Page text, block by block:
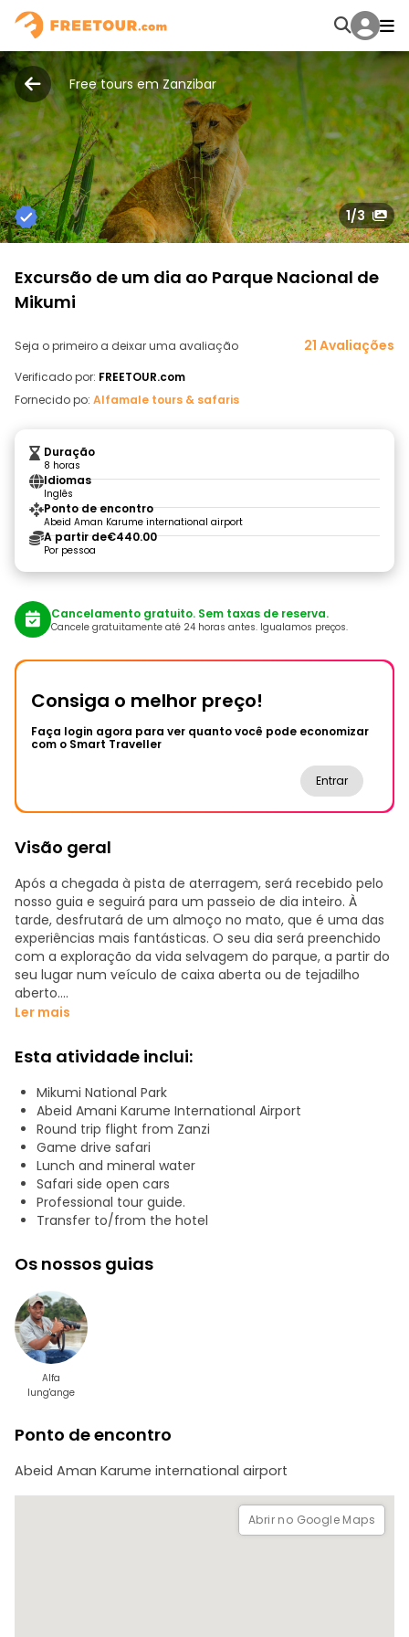
Free tours em Zanzibar
1/3
Excursão de um dia ao Parque Nacional de
Mikumi
Seja o primeiro a deixar uma avaliação 21 Avaliações
Verificado por: FREETOUR.com
Fornecido po: Alfamale tours & safaris
Duração
8 horas
Idiomas
Inglês
Ponto de encontro
Abeid Aman Karume international airport
A partir de€440.00
Por pessoa
Cancelamento gratuito. Sem taxas de reserva.
Cancele gratuitamente até 24 horas antes. Igualamos preços.
Consiga o melhor preço!
Faça login agora para ver quanto você pode economizar
com o Smart Traveller
Entrar
Visão geral
Após a chegada à pista de aterragem, será recebido pelo
nosso guia e seguirá para um passeio de dia inteiro. À
tarde, desfrutará de um almoço no mato, que é uma das
experiências mais fantásticas. O seu dia será preenchido
com a exploração da vida selvagem do parque, a partir do
seu lugar num veículo de caixa aberta ou de tejadilho
aberto.
selvagem africano é uma oportunidade única na vida!
Pode esperar ver muitos mamíferos africanos, tais como
elefantes, girafas, leões, búfalos, zebras e até mesmo cães
selvagens africanos muito raros.
Ler mais
Esta atividade inclui:
Mikumi National Park
Abeid Amani Karume International Airport
Round trip flight from Zanzi
Game drive safari
Lunch and mineral water
Safari side open cars
Professional tour guide.
Transfer to/from the hotel
Os nossos guias
Alfa
lung'ange
Ponto de encontro
Abeid Aman Karume international airport
Abrir no Google Maps